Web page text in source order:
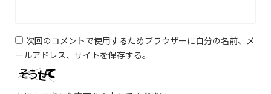
次回のコメントで使用するためブラウザーに自分の名前、メ
ールアドレス、サイトを保存する。